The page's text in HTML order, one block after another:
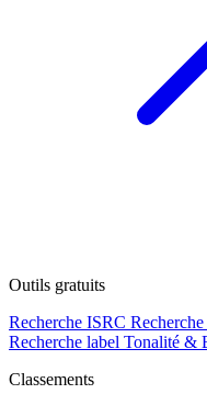
Outils gratuits
Recherche ISRC
Recherche label Tonalité &
Classements